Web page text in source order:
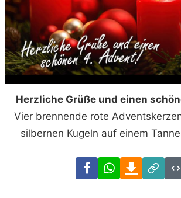
Herzliche Grüße und einen
Vier brennende rote
silbernen Kugeln auf einem
FacebookWhatsApp
Link